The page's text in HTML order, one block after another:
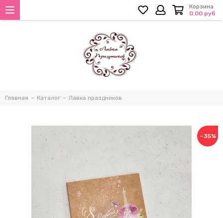
Корзина
0.00 руб
Главная Каталог Лавка праздников
−35%